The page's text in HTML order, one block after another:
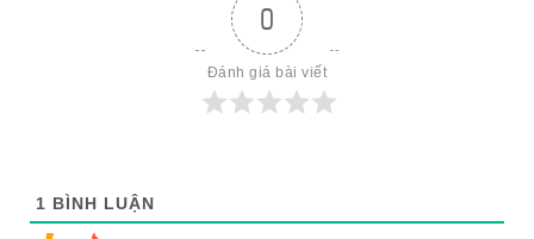
0
Đánh giá bài viết
1 BÌNH LUẬN